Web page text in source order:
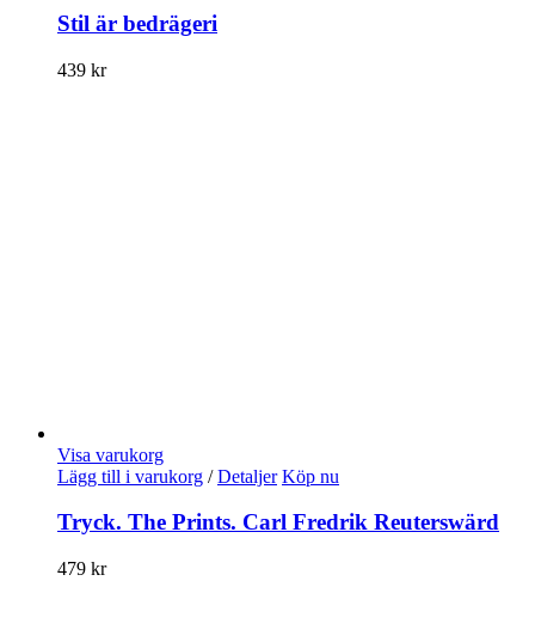
Stil är bedrägeri
439 kr
Visa varukorg
Lägg till i varukorg / Detaljer Köp nu
Tryck. The Prints. Carl Fredrik Reuterswärd
479 kr